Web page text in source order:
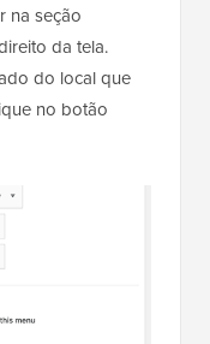
na seção
da tela.
do local que
no botão